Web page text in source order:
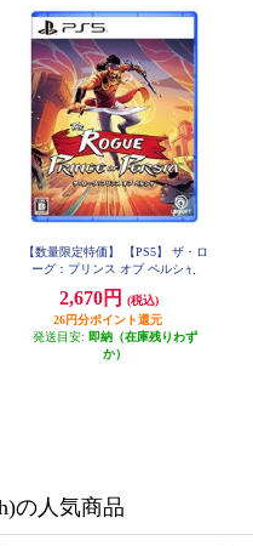
【数量限定特価】 【PS5】 ザ・ロ
ーグ：プリンス オブ ペルシャ
2,670円
(税込)
26円分ポイント還元
発送目安: 即納（在庫残りわず
か）
の人気商品